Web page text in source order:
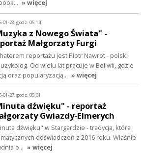
» więcej
01-28, godz. 05:14
z Nowego Świata" -
Małgorzaty Furgi
reportażu jest Piotr Nawrot - polski
Od wielu lat pracuje w Boliwii, gdzie
oraz popularyzacją… » więcej
01-27, godz. 05:31
dźwięku" - reportaż
Gwiazdy-Elmerych
dźwięku" w Stargardzie - tradycja, która
doświadczeń z 2016 roku. Właśnie
o… » więcej